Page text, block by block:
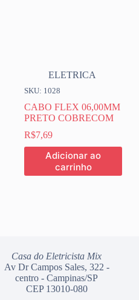
ELETRICA
SKU: 1028
CABO FLEX 06,00MM
PRETO COBRECOM
R$7,69
Adicionar ao
carrinho
Casa do Eletricista Mix
Av Dr Campos Sales, 322 -
centro - Campinas/SP
CEP 13010-080